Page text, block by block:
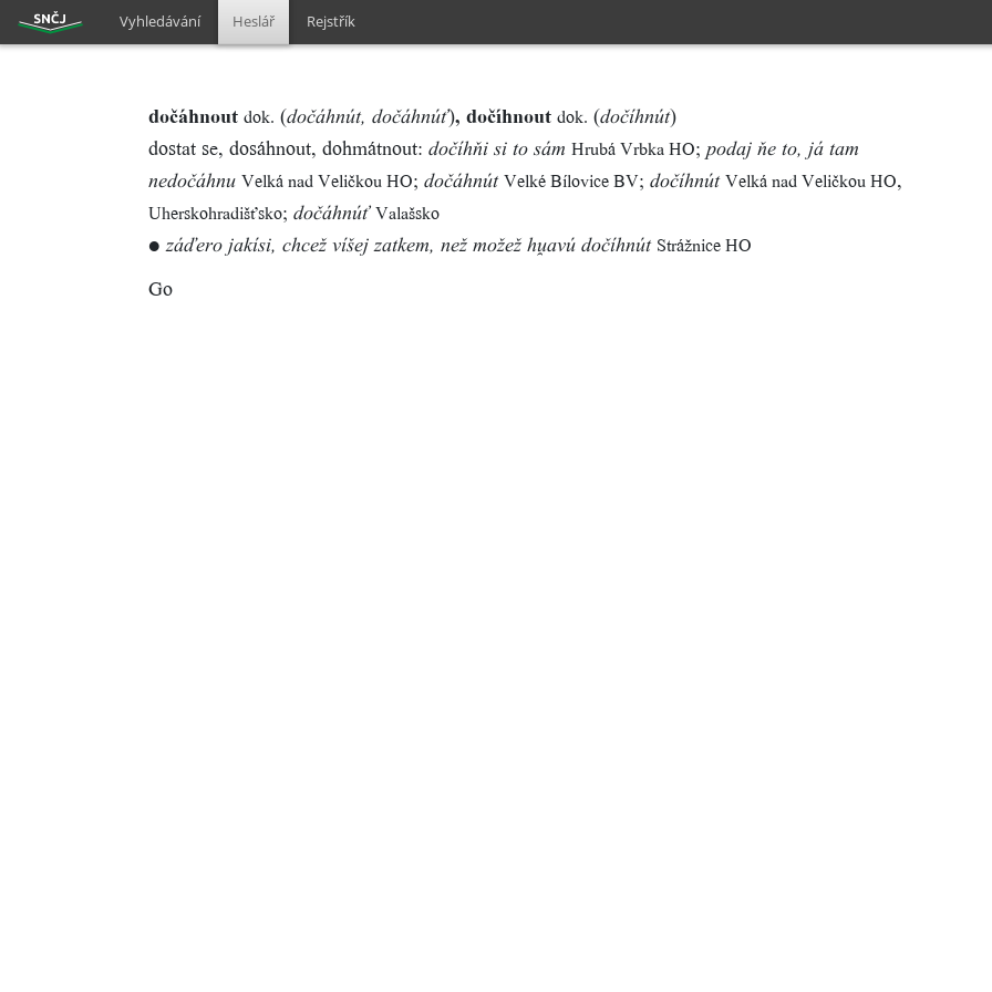
Vyhledávání Heslář Rejstřík
dočáhnout dok. (dočáhnút, dočáhnúť), dočíhnout dok. (dočíhnút)
dostat se, dosáhnout, dohmátnout: dočíhňi si to sám Hrubá Vrbka HO; podaj ňe to, já tam
nedočáhnu Velká nad Veličkou HO; dočáhnút Velké Bílovice BV; dočíhnút Velká nad Veličkou HO,
Uherskohradišťsko; dočáhnúť Valašsko
●záďero jakísi, chcež víšej zatkem, než možež havú dočíhnút Strážnice HO
Go